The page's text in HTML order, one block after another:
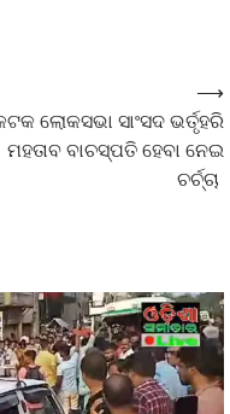
ଲୋକସଭା ସାଂସଦ ଭର୍ତୃହରି
ମହତାବ ବାଚସ୍ପତି ହେବା ନେଇ
ଚର୍ଚ୍ଚା
⟶